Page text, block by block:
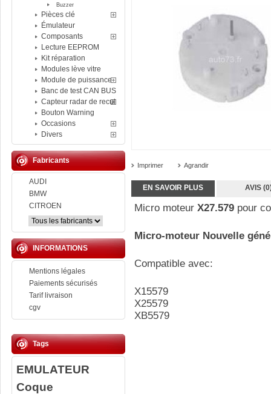
Buzzer
Pièces clé
Émulateur
Composants
Lecture EEPROM
Kit réparation
Modules lève vitre
Module de puissance
Banc de test CAN BUS
Capteur radar de recul
Bouton Warning
Occasions
Divers
Fabricants
AUDI
BMW
CITROEN
INFORMATIONS
Mentions légales
Paiements sécurisés
Tarif livraison
cgv
Tags
EMULATEUR
Coque
Imprimer Agrandir
EN SAVOIR PLUS AVIS
Micro moteur X27.579 pour
Micro-moteur Nouvelle
Compatible avec:
X15579
X25579
XB5579